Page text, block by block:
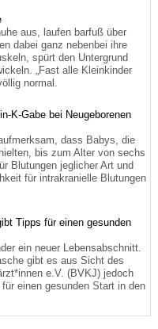
aus, laufen barfuß über
dabei ganz nebenbei ihre
spürt den Untergrund
„Fast alle Kleinkinder
normal.
K-Gabe bei Neugeborenen
dass Babys, die
bis zum Alter von sechs
Blutungen jeglicher Art und
für intrakranielle Blutungen
Tipps für einen gesunden
ein neuer Lebensabschnitt.
gibt es aus Sicht des
e.V. (BVKJ) jedoch
einen gesunden Start in den